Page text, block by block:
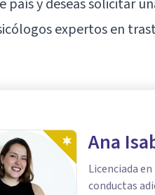
país y deseas solicitar
expertos en
Ana
Licenciada
conductas